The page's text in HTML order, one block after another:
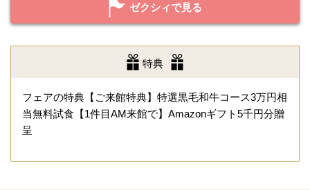
ゼクシィで見る
特典
フェアの特典【ご来館特典】特選黒毛和牛コース3万円相
当無料試食【1件目AM来館で】Amazonギフト5千円分贈
呈